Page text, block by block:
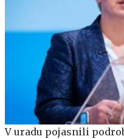
V uradu pojasnili